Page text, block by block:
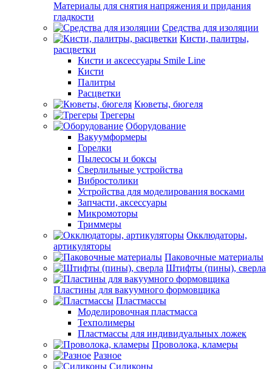
Материалы для снятия напряжения и придания
гладкости
Средства для изоляции
Кисти, палитры,
расцветки
Кисти и аксессуары Smile Line
Кисти
Палитры
Расцветки
Кюветы, бюгеля
Трегеры
Оборудование
Вакуумформеры
Горелки
Пылесосы и боксы
Сверлильные устройства
Вибростолики
Устройства для моделирования восками
Запчасти, аксессуары
Микромоторы
Триммеры
Окклюдаторы,
артикуляторы
Паковочные материалы
Штифты (пины), сверла
Пластины для вакуумного формовщика
Пластмассы
Моделировочная пластмасса
Техполимеры
Пластмассы для индивидуальных ложек
Проволока, кламеры
Разное
Силиконы